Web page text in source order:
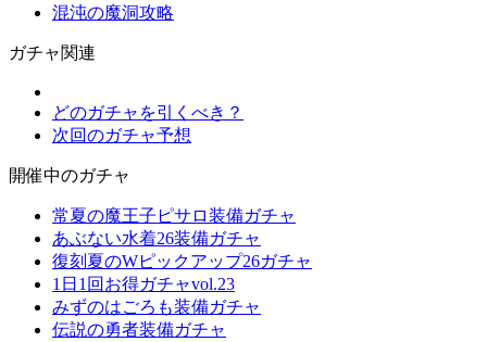
混沌の魔洞攻略
ガチャ関連
どのガチャを引くべき？
次回のガチャ予想
開催中のガチャ
常夏の魔王子ピサロ装備ガチャ
あぶない水着26装備ガチャ
復刻夏のWピックアップ26ガチャ
1日1回お得ガチャvol.23
みずのはごろも装備ガチャ
伝説の勇者装備ガチャ